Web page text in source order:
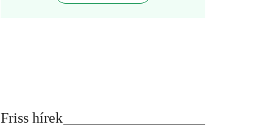
Friss hírek